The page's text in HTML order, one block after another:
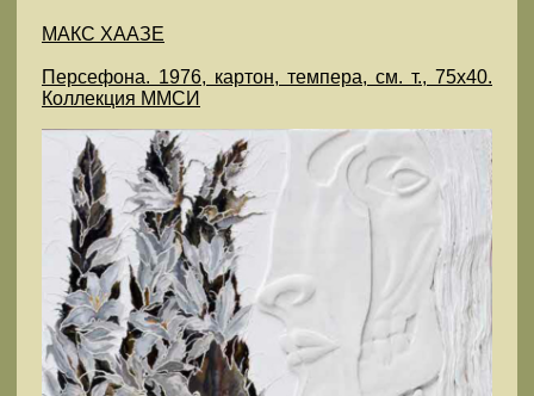
МАКС ХААЗЕ
Персефона. 1976, картон, темпера, см. т., 75х40.
Коллекция ММСИ